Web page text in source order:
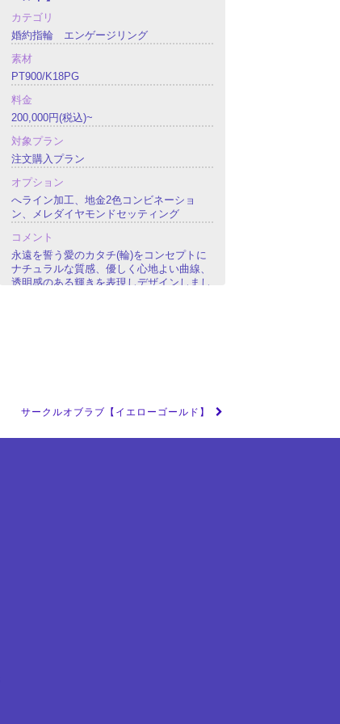
カテゴリ
婚約指輪 エンゲージリング
素材
PT900/K18PG
料金
200,000円(税込)~
対象プラン
注文購入プラン
オプション
へライン加工、地金2色コンビネーショ
ン、メレダイヤモンドセッティング
コメント
永遠を誓う愛のカタチ(輪)をコンセプトに
ナチュラルな質感、優しく心地よい曲線、
透明感のある輝きを表現しデザインしまし
サークルオブラブ【イエローゴールド】